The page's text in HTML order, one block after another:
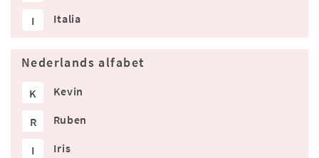
I Italia
Nederlands alfabet
K Kevin
R Ruben
I Iris